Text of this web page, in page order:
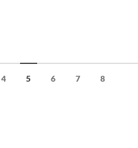
4 5 6 7 8